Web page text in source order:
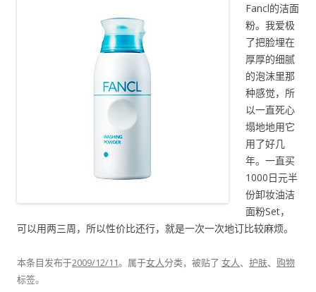
Fancl的洁面
粉。我爱极
了把脸埋在
厚厚的细腻
的泡沫里那
种感觉，所
以一直死心
塌地地用它
用了好几
年。一直买
1000日元半
份卸妆油洁
面粉Set，
可以用两三周，所以性价比还行，就是一次一次地订比较麻烦。
本条目发布于2009/12/11。属于女人分类，被贴了 女人、 护肤、 购物
标签。